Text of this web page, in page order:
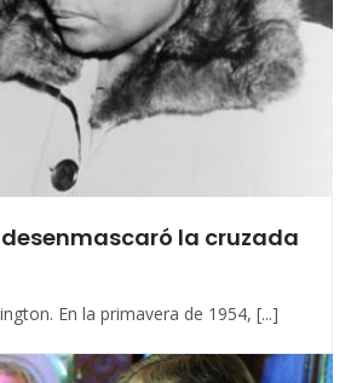
la cruzada
En la primavera de 1954, [...]